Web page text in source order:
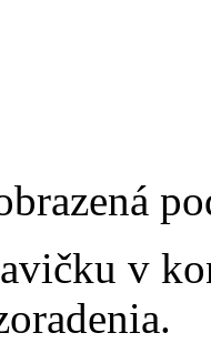
v